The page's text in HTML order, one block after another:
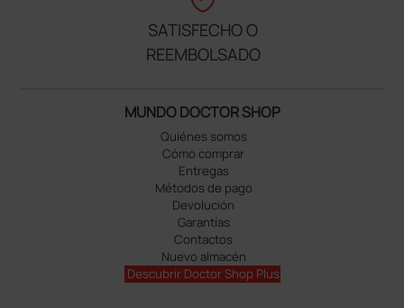
SATISFECHO O
REEMBOLSADO
MUNDO DOCTOR SHOP
Quiénes somos
Cómo comprar
Entregas
Métodos de pago
Devolución
Garantías
Contactos
Nuevo almacén
Descubrir Doctor Shop Plus